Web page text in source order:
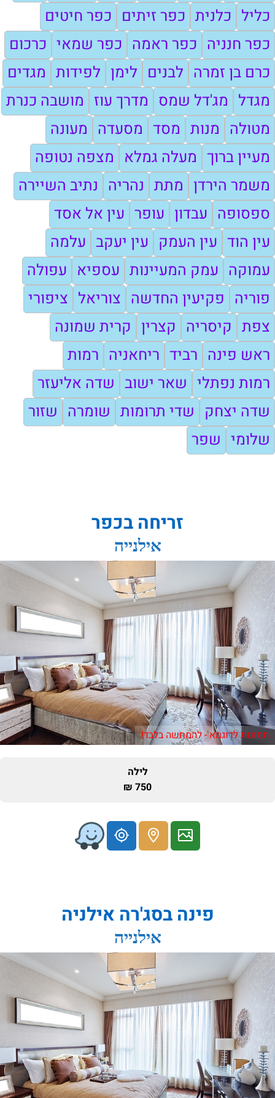
כליל כלנית כפר זיתים כפר חיטים
כפר חנניה כפר ראמה כפר שמאי כרכום
כרם בן זמרה לבנים לימן לפידות מגדים
מגדל מג'דל שמס מדרך עוז מושבה כנרת
מטולה מנות מסד מסעדה מעונה
מעיין ברוך מעלה גמלא מצפה נטופה
משמר הירדן מתת נהריה נתיב השיירה
ספסופה עבדון עופר עין אל אסד
עין הוד עין העמק עין יעקב עלמה
עמוקה עמק המעיינות עספיא עפולה
פוריה פקיעין החדשה צוריאל ציפורי
צפת קיסריה קצרין קרית שמונה
ראש פינה רביד ריחאניה רמות
רמות נפתלי שאר ישוב שדה אליעזר
שדה יצחק שדי תרומות שומרה שזור
שלומי שפר
זריחה בכפר
אילנייה
תמונות לדוגמא - להמחשה בלבד!
לילה
750 ₪
פינה בסג'רה אילניה
אילנייה